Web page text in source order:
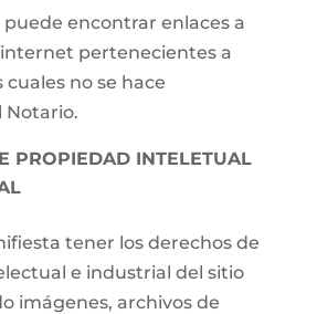
puede encontrar enlaces a
pertenecientes a
no se hace
Notario.
PROPIEDAD INTELETUAL
tener los derechos de
e industrial del sitio
imágenes, archivos de